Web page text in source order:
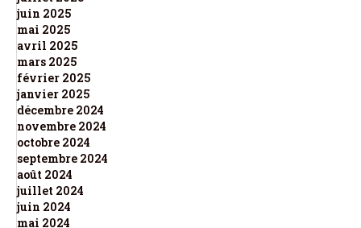
juin 2025
mai 2025
avril 2025
mars 2025
février 2025
janvier 2025
décembre 2024
novembre 2024
octobre 2024
septembre 2024
août 2024
juillet 2024
juin 2024
mai 2024